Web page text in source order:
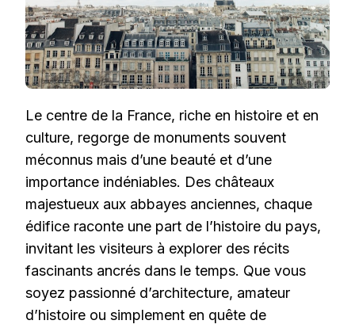
LE
?
Le centre de la France, riche en histoire et en
culture, regorge de monuments souvent
méconnus mais d’une beauté et d’une
importance indéniables. Des châteaux
majestueux aux abbayes anciennes, chaque
édifice raconte une part de l’histoire du pays,
invitant les visiteurs à explorer des récits
fascinants ancrés dans le temps. Que vous
soyez passionné d’architecture, amateur
d’histoire ou simplement en quête de